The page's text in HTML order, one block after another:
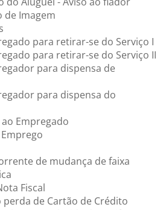
de Imagem
para retirar-se do Serviço I
para retirar-se do Serviço II
para dispensa de
para dispensa do
Empregado
de mudança de faixa
Fiscal
de Cartão de Crédito